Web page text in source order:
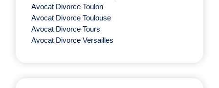
Avocat Divorce Toulon
Avocat Divorce Toulouse
Avocat Divorce Tours
Avocat Divorce Versailles